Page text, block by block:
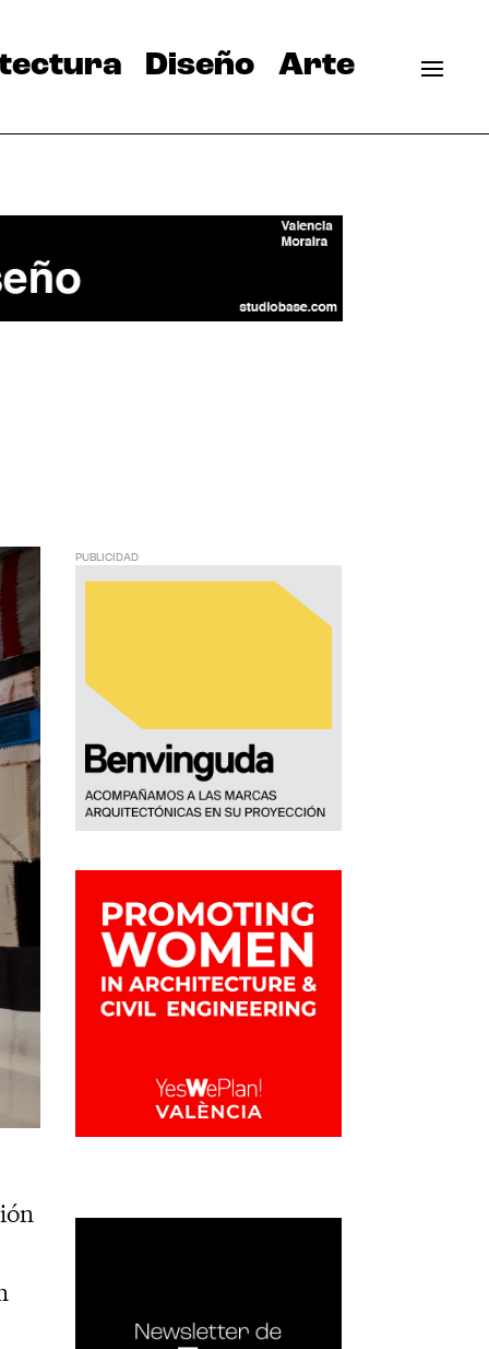
Diseño Arte
PUBLICIDAD